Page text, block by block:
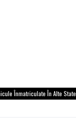
Înmatriculate În Alte State